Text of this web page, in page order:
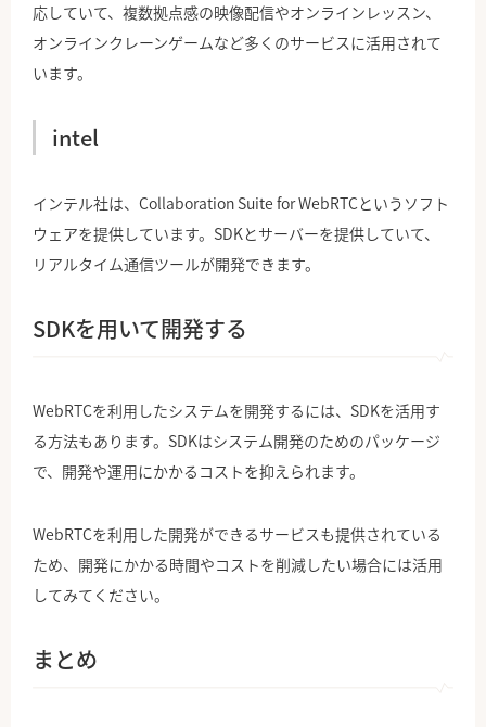
応していて、複数拠点感の映像配信やオンラインレッスン、
オンラインクレーンゲームなど多くのサービスに活用されて
います。
intel
インテル社は、Collaboration Suite for WebRTCというソフト
ウェアを提供しています。SDKとサーバーを提供していて、
リアルタイム通信ツールが開発できます。
SDKを用いて開発する
WebRTCを利用したシステムを開発するには、SDKを活用す
る方法もあります。SDKはシステム開発のためのパッケージ
で、開発や運用にかかるコストを抑えられます。
WebRTCを利用した開発ができるサービスも提供されている
ため、開発にかかる時間やコストを削減したい場合には活用
してみてください。
まとめ